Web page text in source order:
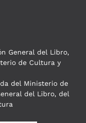
General del Libro,
de Cultura y
del Ministerio de
del Libro, del